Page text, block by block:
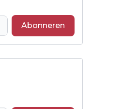
Abonneren